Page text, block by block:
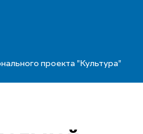
проекта "Культура"